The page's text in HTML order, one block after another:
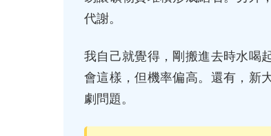
代謝。
我自己就覺得，剛搬進去時水喝
會這樣，但機率偏高。還有，新
劇問題。